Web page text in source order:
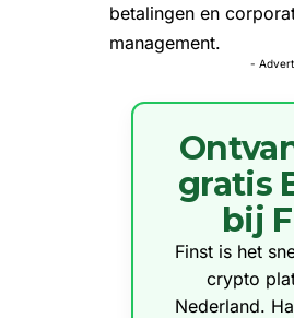
betalingen en
management.
-
gratis
bij
Finst is het
crypto
Nederland.